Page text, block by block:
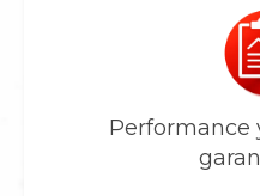
Performance